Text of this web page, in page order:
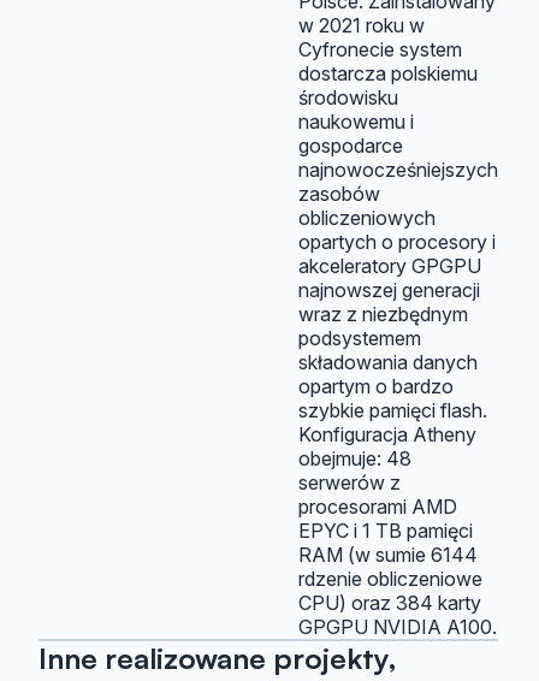
w 2021 roku w
Cyfronecie system
dostarcza polskiemu
środowisku
naukowemu i
gospodarce
najnowocześniejszych
zasobów
obliczeniowych
opartych o procesory i
akceleratory GPGPU
najnowszej generacji
wraz z niezbędnym
podsystemem
składowania danych
opartym o bardzo
szybkie pamięci flash.
Konfiguracja Atheny
obejmuje: 48
serwerów z
procesorami AMD
EPYC i 1 TB pamięci
RAM (w sumie 6144
rdzenie obliczeniowe
CPU) oraz 384 karty
GPGPU NVIDIA A100.
Inne realizowane projekty,